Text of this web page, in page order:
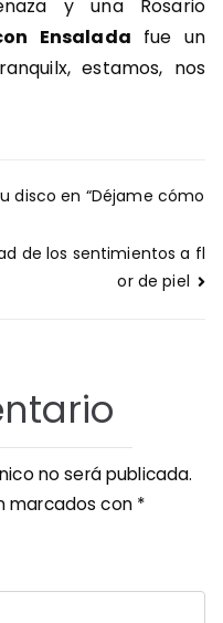
y una Rosario
Ensalada fue un
estamos, nos
disco en “Déjame cómo
de los sentimientos a fl
or de piel
no será publicada.
marcados con *